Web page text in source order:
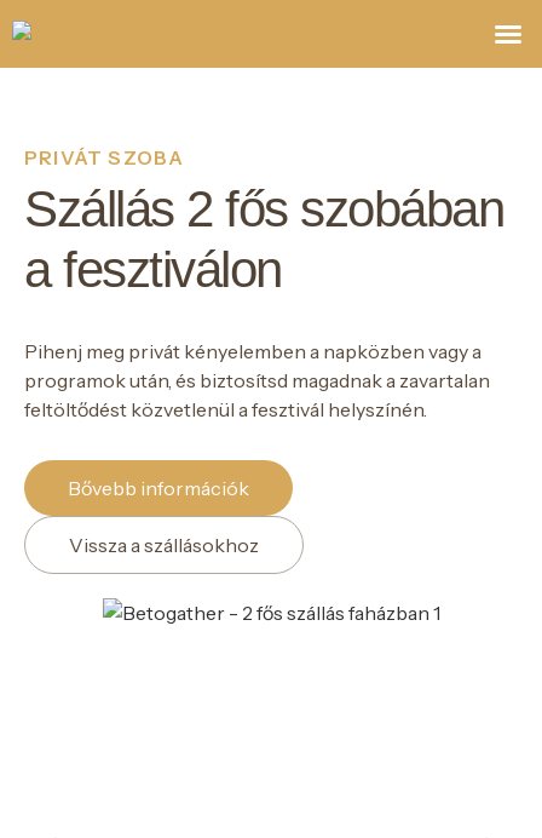
PRIVÁT SZOBA
Szállás 2 fős szobában
a fesztiválon
Pihenj meg privát kényelemben a napközben vagy a
programok után, és biztosítsd magadnak a zavartalan
feltöltődést közvetlenül a fesztivál helyszínén.
Bővebb információk
Vissza a szállásokhoz